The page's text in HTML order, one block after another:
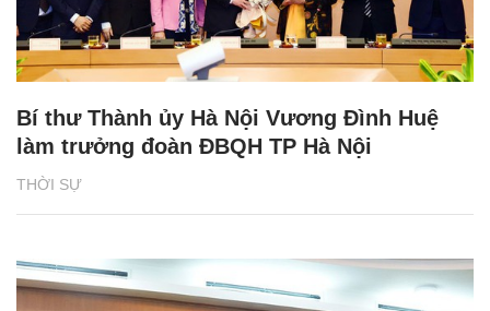
THỜI SỰ
Bí thư Thành ủy Hà Nội Vương Đình Huệ
làm trưởng đoàn ĐBQH TP Hà Nội